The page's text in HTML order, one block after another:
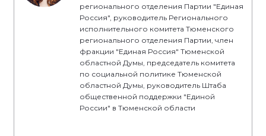
регионального отделения Партии "Единая
Россия", руководитель Регионального
исполнительного комитета Тюменского
регионального отделения Партии, член
фракции "Единая Россия" Тюменской
областной Думы, председатель комитета
по социальной политике Тюменской
областной Думы, руководитель Штаба
общественной поддержки "Единой
России" в Тюменской области